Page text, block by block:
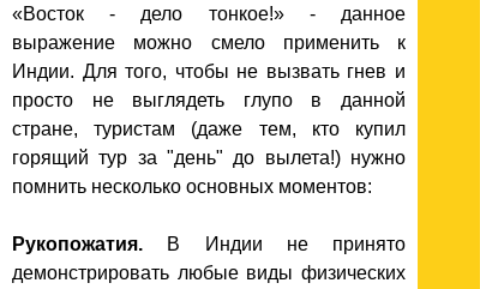
«Восток - дело тонкое!» - данное
выражение можно смело применить к
Индии. Для того, чтобы не вызвать гнев и
просто не выглядеть глупо в данной
стране, туристам (даже тем, кто купил
горящий тур за "день" до вылета!) нужно
помнить несколько основных моментов:
Рукопожатия. В Индии не принято
демонстрировать любые виды физических